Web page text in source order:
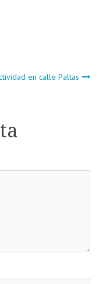
en calle Paltas